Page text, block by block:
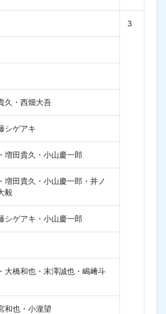
3
久・西畑大吾
シゲアキ
増田貴久・小山慶一郎
増田貴久・小山慶一郎・井ノ
毅
シゲアキ・小山慶一郎
大橋和也・末澤誠也・嶋﨑斗
和也・小瀧望